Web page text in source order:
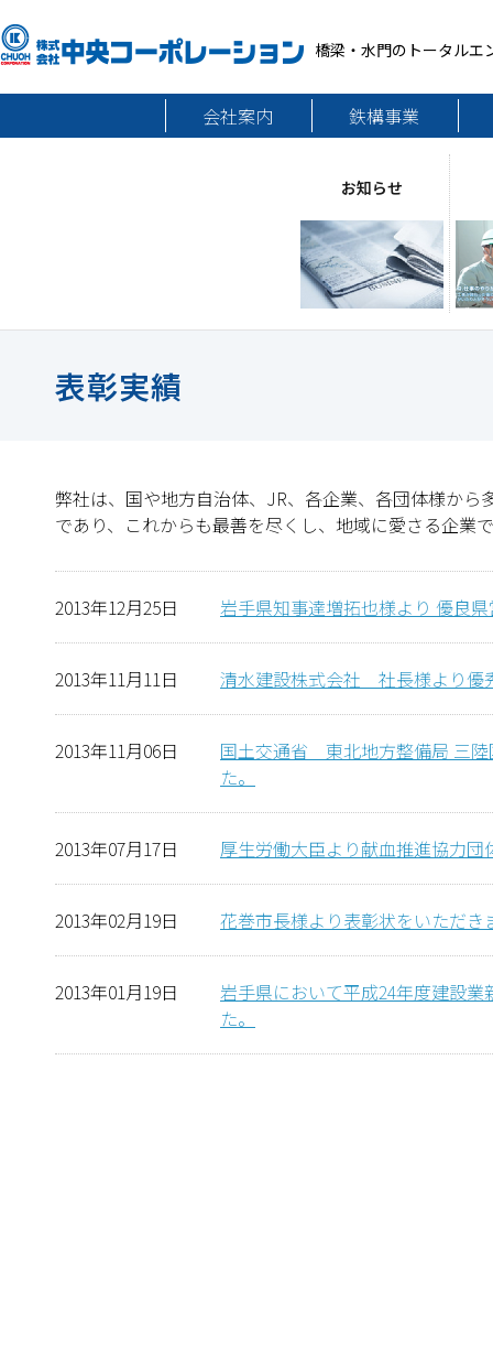
橋梁・水門のトータルエ
会社案内 鉄構事業
お知らせ
表彰実績
弊社は、国や地方自治体、JR、各企業、各団体様か
であり、これからも最善を尽くし、地域に愛さる企業
2013年12月25日 岩手県知事達増拓也様より 優良
2013年11月11日 清水建設株式会社 社長様より優
2013年11月06日
国土交通省 東北地方整備局 三
た。
2013年07月17日 厚生労働大臣より献血推進協力
2013年02月19日 花巻市長様より表彰状をいただき
2013年01月19日
岩手県において平成24年度建設
た。